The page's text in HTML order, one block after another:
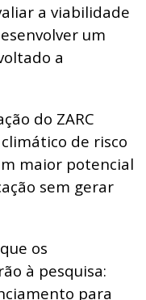
a viabilidade
um
a
do ZARC
de risco
maior potencial
sem gerar
os
à pesquisa:
para